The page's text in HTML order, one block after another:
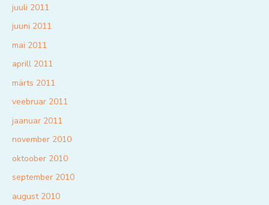
juuli 2011
juuni 2011
mai 2011
aprill 2011
märts 2011
veebruar 2011
jaanuar 2011
november 2010
oktoober 2010
september 2010
august 2010